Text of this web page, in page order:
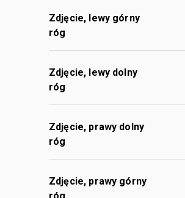
Zdjęcie, lewy górny
róg
Zdjęcie, lewy dolny
róg
Zdjęcie, prawy dolny
róg
Zdjęcie, prawy górny